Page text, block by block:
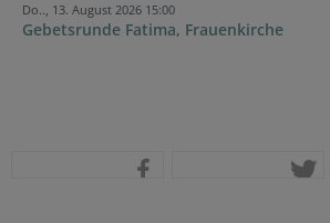
Do.., 13. August 2026 15:00
Gebetsrunde Fatima, Frauenkirche